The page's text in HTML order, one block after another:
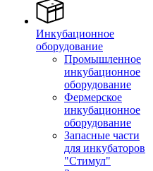
Инкубационное
оборудование
Промышленное
инкубационное
оборудование
Фермерское
инкубационное
оборудование
Запасные части
для инкубаторов
"Стимул"